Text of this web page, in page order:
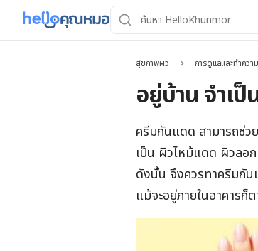
สุขภาพผิว การดูแลและทำควา
อยู่บ้าน จำเ
ครีมกันแดด สามารถช่
เป็น ผิวไหม้แดด ผิวลอ
ดังนั้น จึงควรทาครีมกัน
แม้จะอยู่ภายในอาคารก็